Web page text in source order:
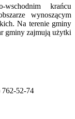
krańcu
wynoszącym
Na terenie gminy
gminy zajmują użytki
52-74